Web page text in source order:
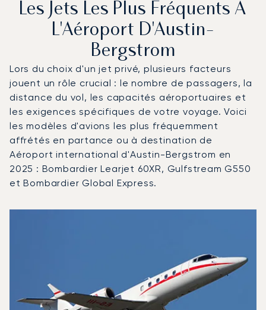
Les Jets Les Plus Fréquents À
L'Aéroport D'Austin-
Bergstrom
Lors du choix d'un jet privé, plusieurs facteurs
jouent un rôle crucial : le nombre de passagers, la
distance du vol, les capacités aéroportuaires et
les exigences spécifiques de votre voyage. Voici
les modèles d'avions les plus fréquemment
affrétés en partance ou à destination de
Aéroport international d'Austin-Bergstrom en
2025 : Bombardier Learjet 60XR, Gulfstream G550
et Bombardier Global Express.